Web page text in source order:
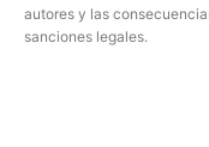
autores y las
sanciones legales.